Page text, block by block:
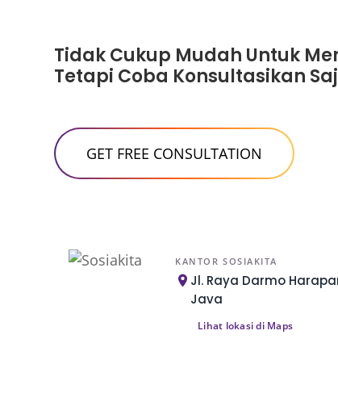
Tidak Cukup Mudah Untuk
Tetapi Coba Konsultasikan
KANTOR SOSIAKITA
Jl. Raya Darmo
Java
Lihat lokasi di Maps